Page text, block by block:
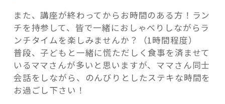
また、講座が終わってからお時間のある方！ラン
チを持参して、皆で一緒におしゃべりしながらラ
ンチタイムを楽しみませんか？（1時間程度）
普段、子どもと一緒に慌ただしく食事を済ませて
いるママさんが多いと思いますが、ママさん同士
会話をしながら、のんびりとしたステキな時間を
お過ごし下さい！